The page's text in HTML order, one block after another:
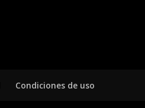
Condiciones de uso